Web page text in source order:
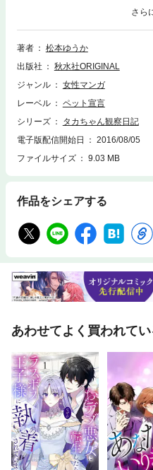
んで地面へ不時着!?ご主人さまに
台所やトイレにも同伴、しかも飛
いたら足がムキムキのマッチョに
タカちゃんは鳥以外のなにかに進
著者
松本ゆうか
出版社
秋水社ORIGINAL
ジャンル
女性マンガ
レーベル
ペット宣言
シリーズ
タカちゃん観察日記
電子版配信開始日
2016/08/05
ファイルサイズ
9.03 MB
作品をシェアする
あわせてよく買われて